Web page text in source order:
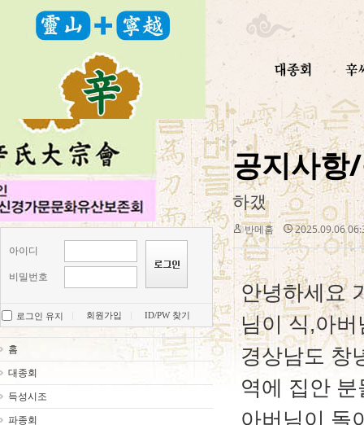
아이디
비밀번호
로그인 유지 회원가입 ID/PW 찾기
홈
대종회
득성시조
파종회
공지사항
하갰
반메훔 2025.09.06
안녕하세요
님이 식,아
경상남도 창
역에 집안
아버님이 돌